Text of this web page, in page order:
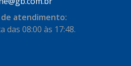
atendimento:
das 08:00 às 17:48.